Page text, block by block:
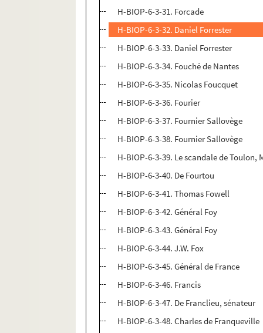
H-BIOP-6-3-31. Forcade
H-BIOP-6-3-32. Daniel Forrester
H-BIOP-6-3-33. Daniel Forrester
H-BIOP-6-3-34. Fouché de Nantes
H-BIOP-6-3-35. Nicolas Foucquet
H-BIOP-6-3-36. Fourier
H-BIOP-6-3-37. Fournier Sallovège
H-BIOP-6-3-38. Fournier Sallovège
H-BIOP-6-3-39. Le scandale de Toulon,
H-BIOP-6-3-40. De Fourtou
H-BIOP-6-3-41. Thomas Fowell
H-BIOP-6-3-42. Général Foy
H-BIOP-6-3-43. Général Foy
H-BIOP-6-3-44. J.W. Fox
H-BIOP-6-3-45. Général de France
H-BIOP-6-3-46. Francis
H-BIOP-6-3-47. De Franclieu, sénateur
H-BIOP-6-3-48. Charles de Franqueville